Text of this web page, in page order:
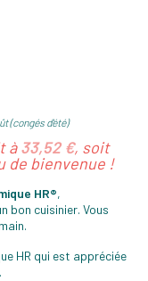
(congés d'été)
à33,52 €, soit
de bienvenue !
HR®,
bon cuisinier. Vous
HR qui est appréciée